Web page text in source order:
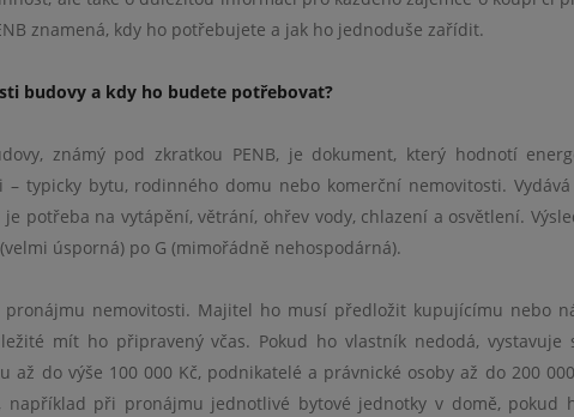
znamená, kdy ho potřebujete a jak ho jednoduše zařídit.
budovy a kdy ho budete potřebovat?
známý pod zkratkou PENB, je dokument, který hodnotí
typicky bytu, rodinného domu nebo komerční nemovitosti.
potřeba na vytápění, větrání, ohřev vody, chlazení a osvětlení.
úsporná) po G (mimořádně nehospodárná).
nemovitosti. Majitel ho musí předložit kupujícímu nebo
mít ho připravený včas. Pokud ho vlastník nedodá, vystavuje
až do výše 100 000 Kč, podnikatelé a právnické osoby až do 200
například při pronájmu jednotlivé bytové jednotky v domě, pokud